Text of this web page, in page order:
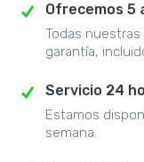
Ofrecemos 5
Todas
garantía,
Servicio 24
Estamos
semana.